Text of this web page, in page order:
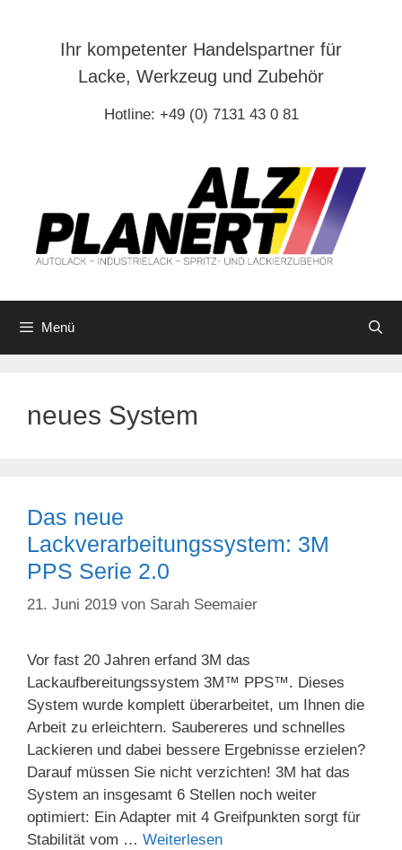
Ihr kompetenter Handelspartner für
Lacke, Werkzeug und Zubehör
Hotline: +49 (0) 7131 43 0 81
Menü
neues System
Das neue
Lackverarbeitungssystem: 3M
PPS Serie 2.0
21. Juni 2019 von Sarah Seemaier
Vor fast 20 Jahren erfand 3M das
Lackaufbereitungssystem 3M™ PPS™. Dieses
System wurde komplett überarbeitet, um Ihnen die
Arbeit zu erleichtern. Saubereres und schnelles
Lackieren und dabei bessere Ergebnisse erzielen?
Darauf müssen Sie nicht verzichten! 3M hat das
System an insgesamt 6 Stellen noch weiter
optimiert: Ein Adapter mit 4 Greifpunkten sorgt für
Stabilität vom … Weiterlesen